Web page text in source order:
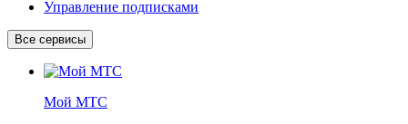
Управление подписками
Все сервисы
Мой МТС